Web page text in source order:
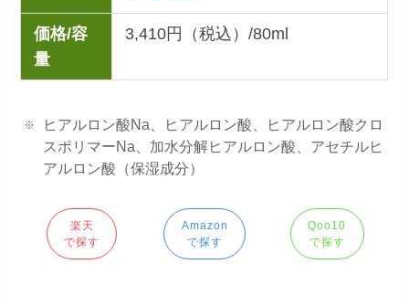
価格/容
量
3,410円（税込）/80ml
ヒアルロン酸Na、ヒアルロン酸、ヒアルロン酸クロ
スポリマーNa、加水分解ヒアルロン酸、アセチルヒ
アルロン酸（保湿成分）
楽天
で探す
Amazon
で探す
Qoo10
で探す